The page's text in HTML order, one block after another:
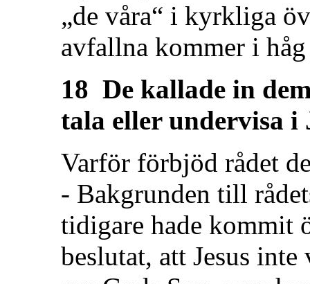
„de våra“ i kyrkliga
avfallna kommer i
18 De kallade in
tala eller undervisa i
Varför förbjöd rådet
- Bakgrunden till
tidigare hade kommit
beslutat, att Jesus